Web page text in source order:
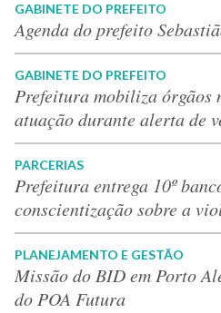
GABINETE DO PREFEITO
Agenda do prefeito
GABINETE DO PREFEITO
Prefeitura mobiliza órgãos
atuação durante alerta de
PARCERIAS
Prefeitura entrega 10º
conscientização sobre a
PLANEJAMENTO E GESTÃO
Missão do BID em Porto
do POA Futura